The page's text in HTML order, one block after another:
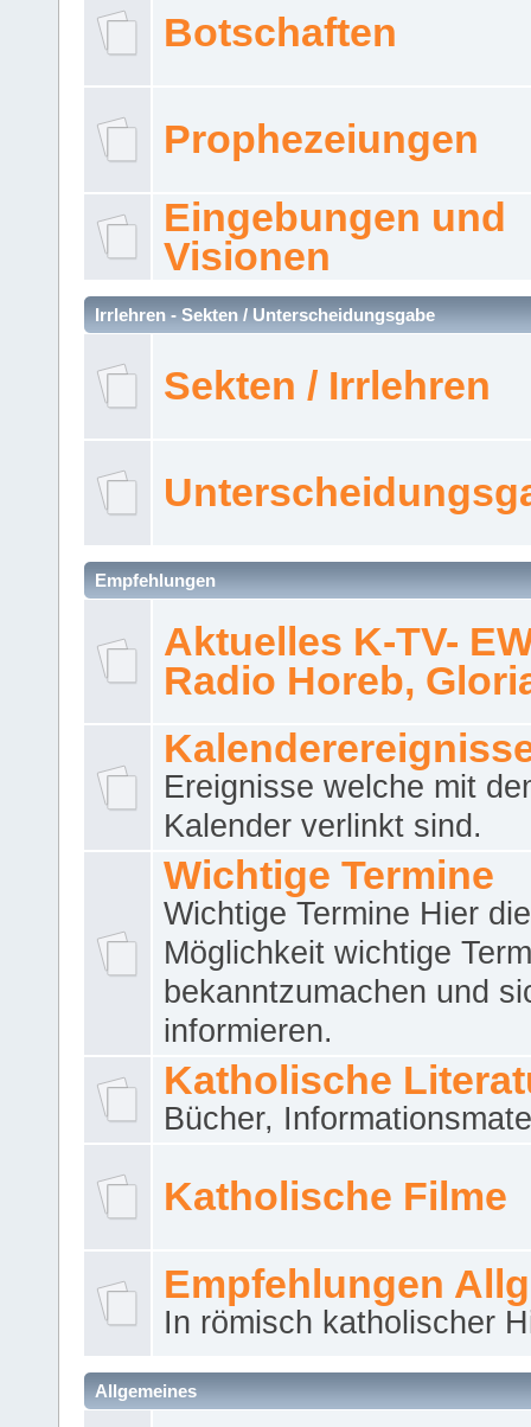
Botschaften
Prophezeiungen
Eingebungen und
Visionen
Irrlehren - Sekten / Unterscheidungsgabe
Sekten / Irrlehren
Empfehlungen
Aktuelles K-TV-
Radio Horeb,
Ereignisse welche mit
Kalender verlinkt sind.
Wichtige Termine
Wichtige Termine Hier die
Möglichkeit wichtige
bekanntzumachen und
informieren.
Katholische
Bücher,
Katholische Filme
Empfehlungen
In römisch katholischer
Allgemeines